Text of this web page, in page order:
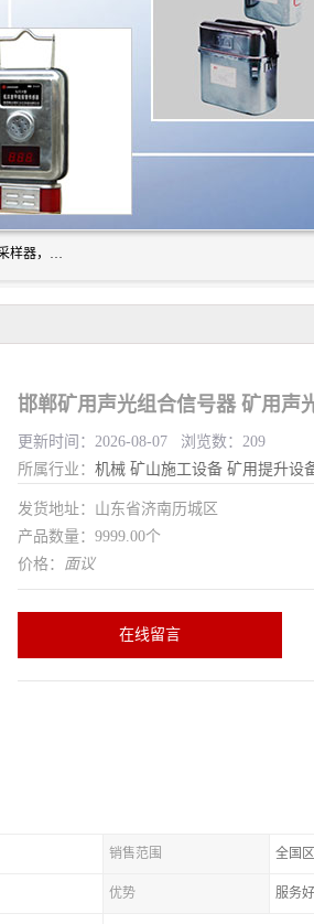
山东振达工矿设备有限公司是集科研开发、生产加工、电子商务为一体的技术型企业,公司主营:气体自动负压采样器，矿灯,光干涉甲烷测定器及其校验仪,甲烷报警仪及其校验装置,甲烷传感器校验装置,粉尘校验装置,煤尘爆炸校验装置,高压水表,三点测径规,圆型规,钢规磨耗仪,第四种检查器,内距尺,轮径尺,样板等铁路配件仪表,矿用设备等产品.
更新时间：2026-08-07 浏览数：209
所属行业： 机械 矿山施工设备 矿用提升设
发货地址：山东省济南历城区
产品数量：9999.00个
价格： 面议
在线留言
销售范围 全国
优势 服务